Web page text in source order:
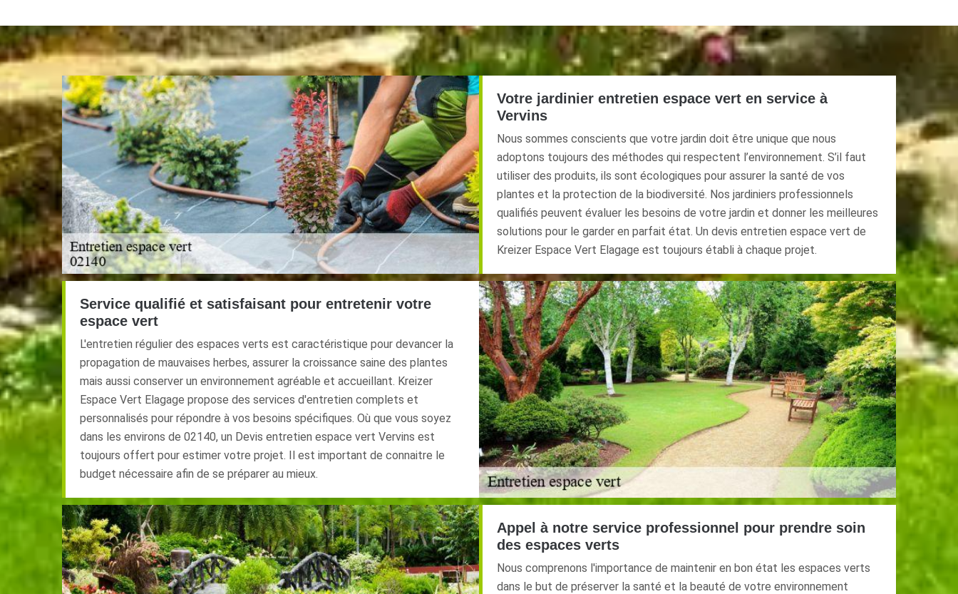
Votre jardinier entretien espace vert en service à
Vervins
Nous sommes conscients que votre jardin doit être unique que nous
adoptons toujours des méthodes qui respectent l’environnement. S’il faut
utiliser des produits, ils sont écologiques pour assurer la santé de vos
plantes et la protection de la biodiversité. Nos jardiniers professionnels
qualifiés peuvent évaluer les besoins de votre jardin et donner les meilleures
solutions pour le garder en parfait état. Un devis entretien espace vert de
Kreizer Espace Vert Elagage est toujours établi à chaque projet.
Service qualifié et satisfaisant pour entretenir votre
espace vert
L'entretien régulier des espaces verts est caractéristique pour devancer la
propagation de mauvaises herbes, assurer la croissance saine des plantes
mais aussi conserver un environnement agréable et accueillant. Kreizer
Espace Vert Elagage propose des services d'entretien complets et
personnalisés pour répondre à vos besoins spécifiques. Où que vous soyez
dans les environs de 02140, un Devis entretien espace vert Vervins est
toujours offert pour estimer votre projet. Il est important de connaitre le
budget nécessaire afin de se préparer au mieux.
Appel à notre service professionnel pour prendre soin
des espaces verts
Nous comprenons l'importance de maintenir en bon état les espaces verts
dans le but de préserver la santé et la beauté de votre environnement